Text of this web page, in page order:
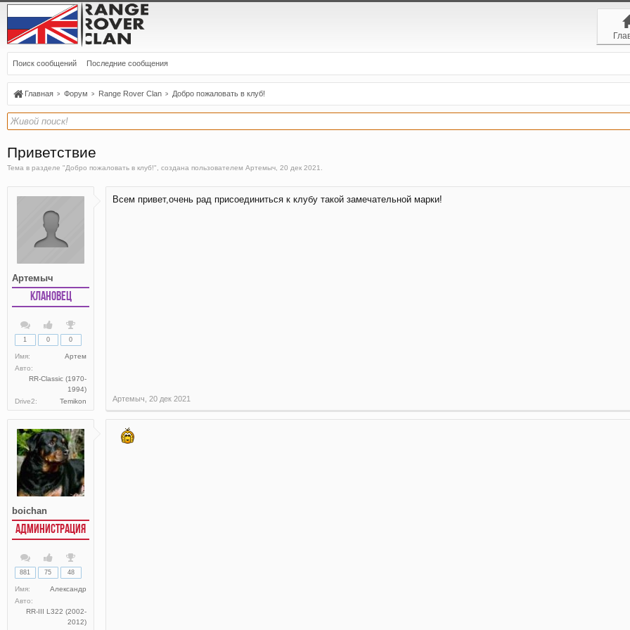
Поиск сообщений Последние сообщения
Главная Форум Range Rover Clan Добро пожаловать в клуб!
Приветствие
Тема в разделе "Добро пожаловать в клуб!", создана пользователем Артемыч 20 дек 2021
Артемыч
Клановец
1 0 0
Имя:
Артем
Авто:
RR-Classic (1970-
1994)
Drive2:
Temikon
Всем привет,очень рад присоединиться к клубу такой замечательной марки!
Артемыч 20 дек 2021
boichan
АДМИНИСТРАЦИЯ
881 75 48
Имя:
Александр
Авто:
RR-III L322 (2002-
2012)